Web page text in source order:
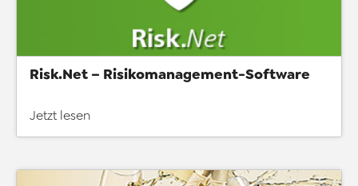
Risk.Net – Risikomanagement-Software
Jetzt lesen